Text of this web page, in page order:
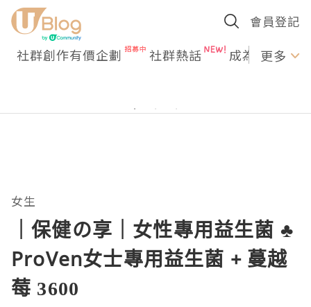
會員登記
社群創作有價企劃 社群熱話 成為U更多
女生
｜保健の享｜女性專用益生菌 ♣
ProVen女士專用益生菌 + 蔓越
莓 3600